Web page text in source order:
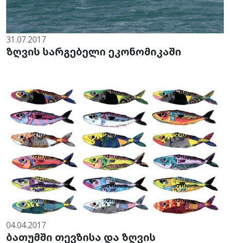
31.07.2017
ზღვის სარგებელი ეკონომიკაში
04.04.2017
ბათუმში თევზისა და ზღვის